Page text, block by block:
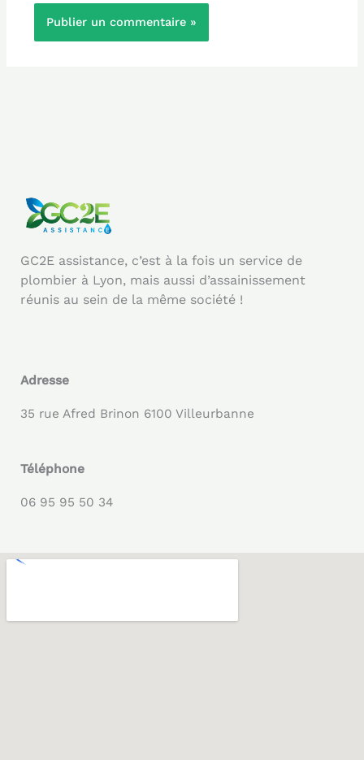
GC2E assistance, c’est à la fois un service de
plombier à Lyon, mais aussi d’assainissement
réunis au sein de la même société !
Adresse
35 rue Afred Brinon 6100 Villeurbanne
Téléphone
06 95 95 50 34